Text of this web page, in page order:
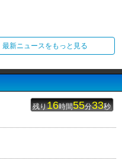
最新ニュースをもっと見る
残り16時間55分33秒